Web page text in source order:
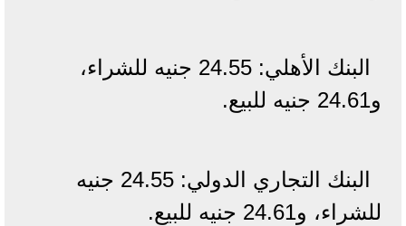
البنك الأهلي: 24.55 جنيه للشراء،
و24.61 جنيه للبيع.
البنك التجاري الدولي: 24.55 جنيه
للشراء، و24.61 جنيه للبيع.